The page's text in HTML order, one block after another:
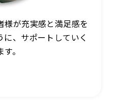
様が充実感と満足感を
、サポートしていく
。